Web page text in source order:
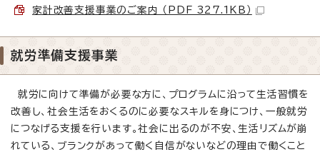
家計改善支援事業のご案内 （PDF 327.1KB）
就労準備支援事業
就労に向けて準備が必要な方に、プログラムに沿って生活習慣を
改善し、社会生活をおくるのに必要なスキルを身につけ、一般就労
につなげる支援を行います。社会に出るのが不安、生活リズムが崩
れている、ブランクがあって働く自信がないなどの理由で働くこと